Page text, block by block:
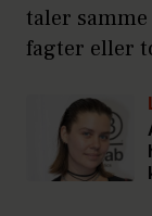
taler
fagter eller